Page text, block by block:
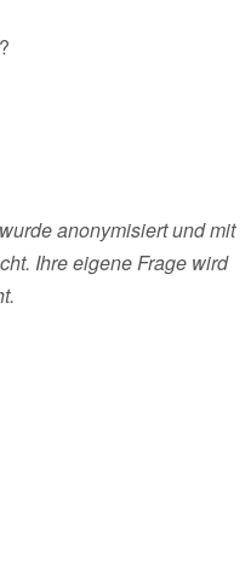
anonymisiert und mit
Ihre eigene Frage wird